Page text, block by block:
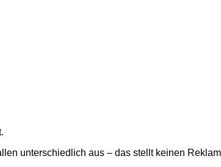
unterschiedlich aus – das stellt keinen